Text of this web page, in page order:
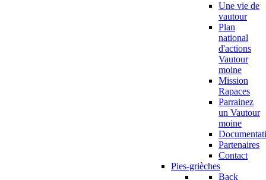
Une vie de
vautour
Plan
national
d'actions
Vautour
moine
Mission
Rapaces
Parrainez
un Vautour
moine
Partenaires
Contact
Pies-grièches
Back